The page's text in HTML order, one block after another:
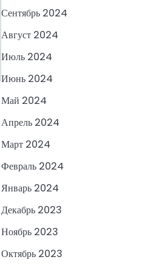
Сентябрь 2024
Август 2024
Июль 2024
Июнь 2024
Май 2024
Апрель 2024
Март 2024
Февраль 2024
Январь 2024
Декабрь 2023
Ноябрь 2023
Октябрь 2023